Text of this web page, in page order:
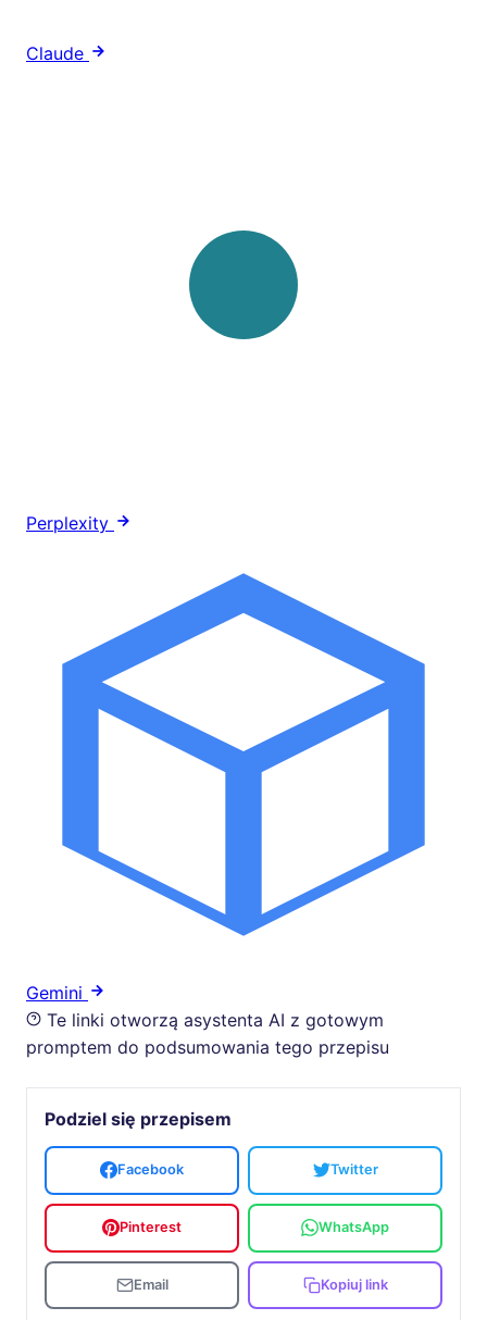
Claude
Perplexity
Gemini
Te linki otworzą asystenta AI z gotowym
promptem do podsumowania tego przepisu
Podziel się przepisem
Facebook Twitter
Pinterest WhatsApp
Email Kopiuj link